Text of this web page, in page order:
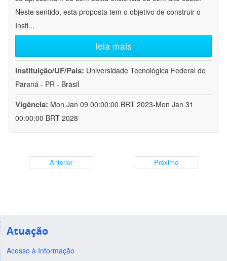
Neste sentido, esta proposta tem o objetivo de construir o
Insti...
leia mais
Instituição/UF/País: Universidade Tecnológica Federal do
Paraná - PR - Brasil
Vigência: Mon Jan 09 00:00:00 BRT 2023-Mon Jan 31
00:00:00 BRT 2028
Anterior Próximo
Atuação
Acesso à Informação